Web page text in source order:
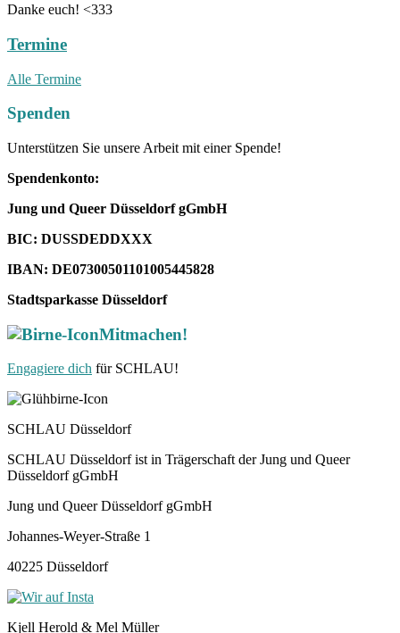
Danke euch! <333
Termine
Alle Termine
Spenden
Unterstützen Sie unsere Arbeit mit einer Spende!
Spendenkonto:
Jung und Queer Düsseldorf gGmbH
BIC: DUSSDEDDXXX
IBAN: DE07300501101005445828
Stadtsparkasse Düsseldorf
Mitmachen!
Engagiere dich für SCHLAU!
SCHLAU Düsseldorf
SCHLAU Düsseldorf ist in Trägerschaft der Jung und Queer
Düsseldorf gGmbH
Jung und Queer Düsseldorf gGmbH
Johannes-Weyer-Straße 1
40225 Düsseldorf
Kjell Herold & Mel Müller